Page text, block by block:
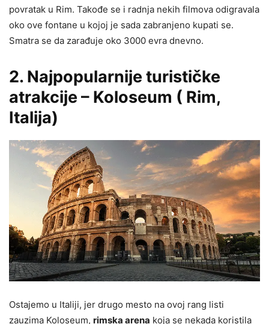
povratak u Rim. Takođe se i radnja nekih filmova odigravala
oko ove fontane u kojoj je sada zabranjeno kupati se.
Smatra se da zarađuje oko 3000 evra dnevno.
2. Najpopularnije turističke
atrakcije – Koloseum ( Rim,
Italija)
Ostajemo u Italiji, jer drugo mesto na ovoj rang listi
zauzima Koloseum, rimska arena koja se nekada koristila